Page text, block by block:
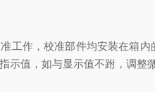
工作，校准部件均安装在箱
示值，如与显示值不跗，调整